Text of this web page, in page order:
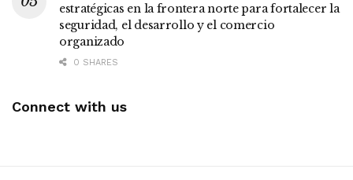
estratégicas en la frontera norte para fortalecer la
seguridad, el desarrollo y el comercio
organizado
0 SHARES
Connect with us